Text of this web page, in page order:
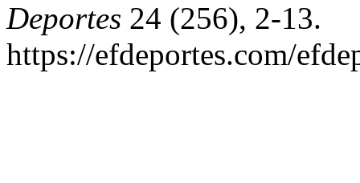
Deportes 24 (256), 2-13.
https://efdeportes.com/